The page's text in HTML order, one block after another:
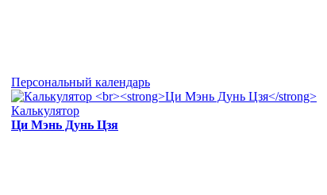
Персональный календарь
Калькулятор
Ци Мэнь Дунь Цзя